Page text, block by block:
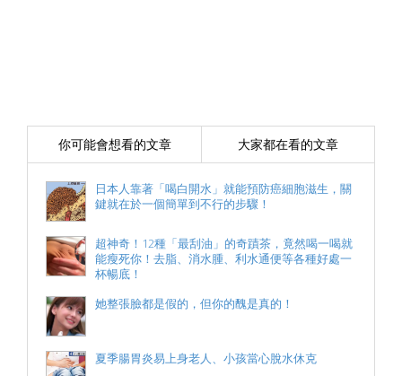
你可能會想看的文章 大家都在看的文章
日本人靠著「喝白開水」就能預防癌細胞滋生，關
鍵就在於一個簡單到不行的步驟！
超神奇！12種「最刮油」的奇蹟茶，竟然喝一喝就
能瘦死你！去脂、消水腫、利水通便等各種好處一
杯暢底！
她整張臉都是假的，但你的醜是真的！
夏季腸胃炎易上身老人、小孩當心脫水休克